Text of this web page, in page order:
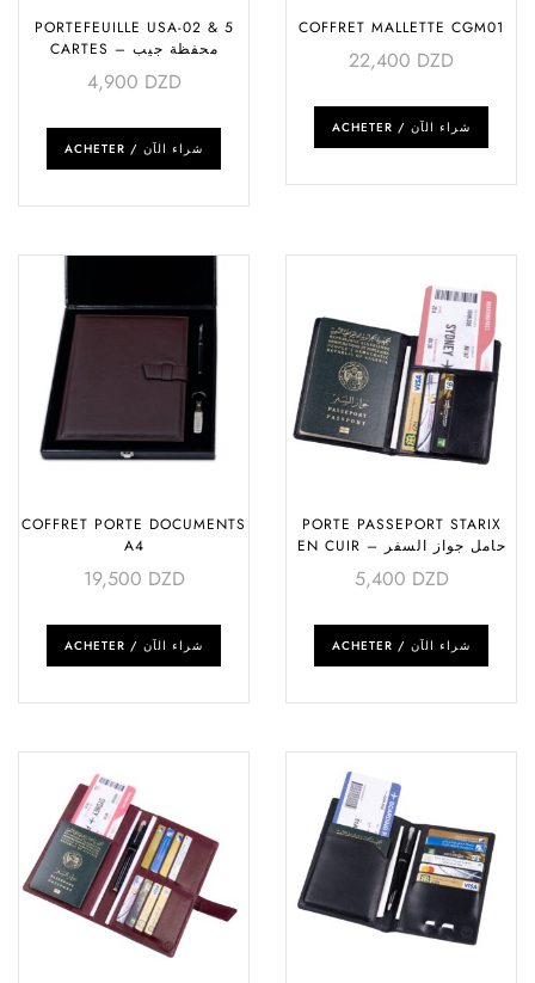
PORTEFEUILLE USA-02 & 5
CARTES – محفظة جيب
4,900 DZD
ACHETER / شراء الآن
COFFRET MALLETTE CGM01
22,400 DZD
ACHETER / شراء الآن
COFFRET PORTE DOCUMENTS
A4
19,500 DZD
ACHETER / شراء الآن
PORTE PASSEPORT STARIX
EN CUIR – حامل جواز السفر
5,400 DZD
ACHETER / شراء الآن